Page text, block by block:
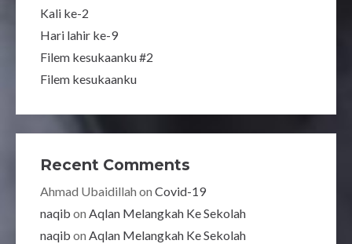
Kali ke-2
Hari lahir ke-9
Filem kesukaanku #2
Filem kesukaanku
Recent Comments
Ahmad Ubaidillah on Covid-19
naqib on Aqlan Melangkah Ke Sekolah
naqib on Aqlan Melangkah Ke Sekolah